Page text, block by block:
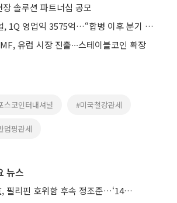
솔루션 파트너십 공모
포스코인터내셔널, 1Q 영업익 3575억…“합병 이후 분기 최대”
유럽 시장 진출∙∙∙스테이블코인 확장
스코인터내셔널 #미국철강관세
덤핑관세
뉴스
핀 호위함 후속 정조준…‘14척+α’ 싹쓸이 노린다